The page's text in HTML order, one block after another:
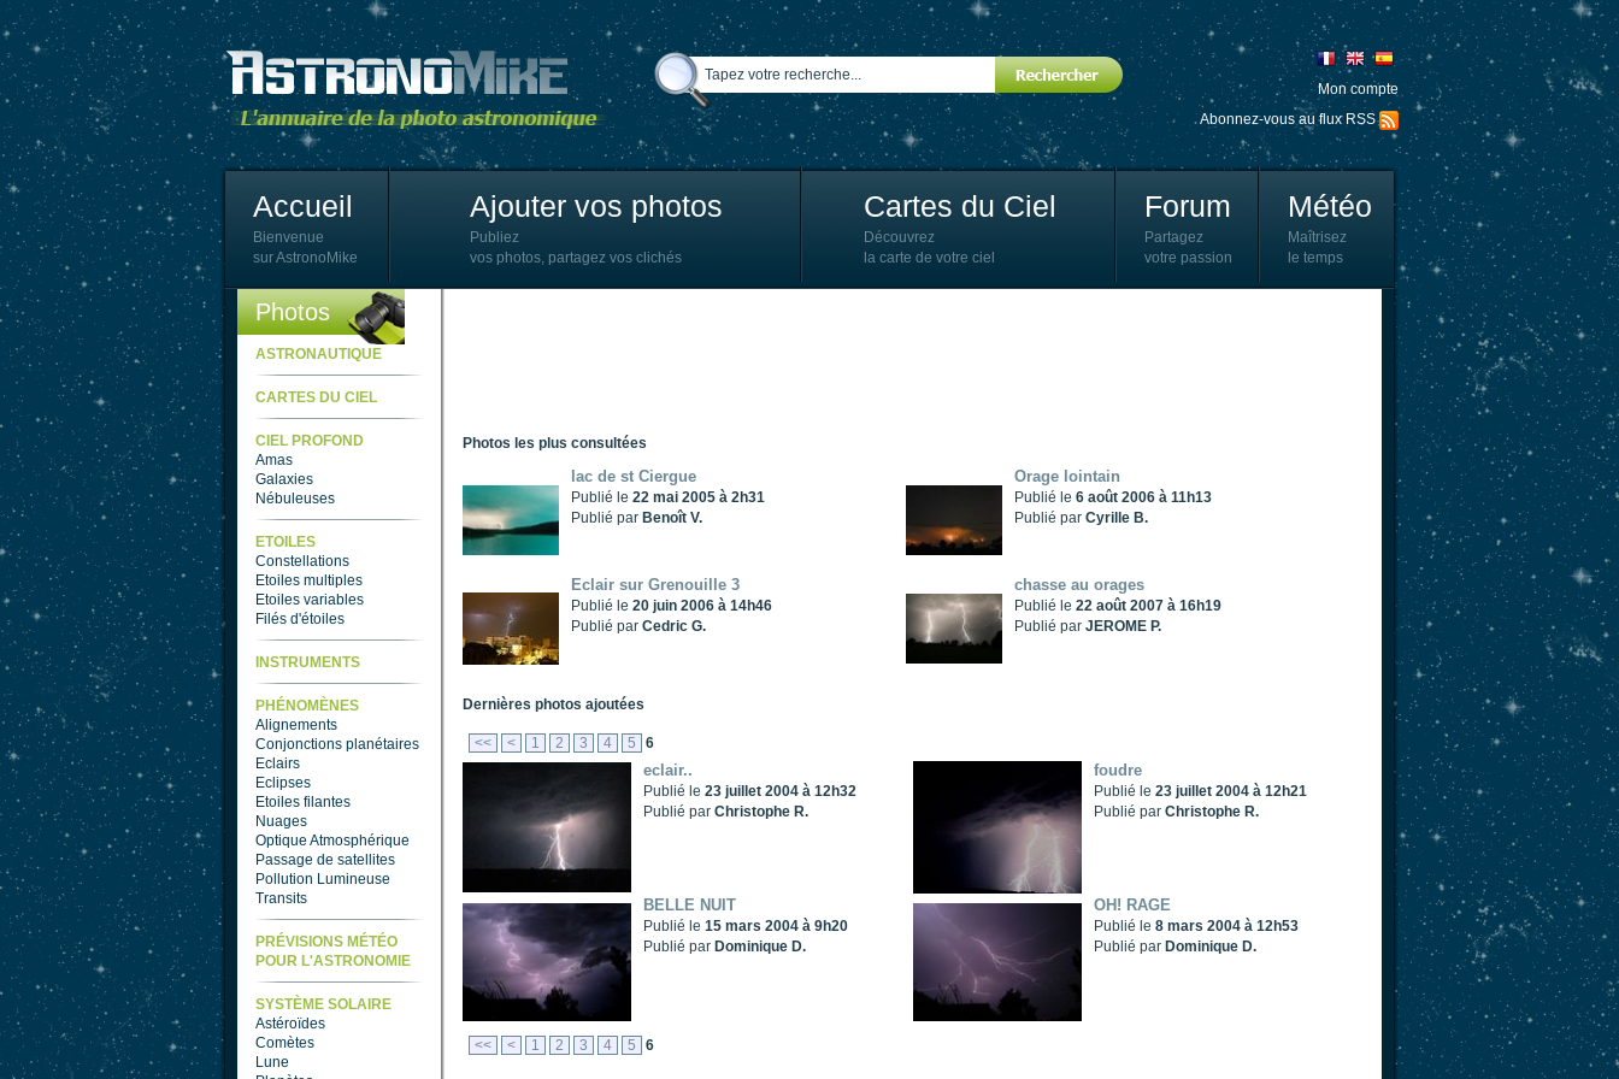
Mon compte
Abonnez-vous au flux RSS
Accueil
Bienvenue
sur AstronoMike
Ajouter vos photos
Publiez
vos photos, partagez vos clichés
Cartes du Ciel
Découvrez
la carte de votre ciel
Forum
Partagez
votre passion
Météo
Maîtrisez
le temps
Photos
ASTRONAUTIQUE
CARTES DU CIEL
CIEL PROFOND
Amas
Galaxies
Nébuleuses
ETOILES
Constellations
Etoiles multiples
Etoiles variables
Filés d'étoiles
INSTRUMENTS
PHÉNOMÈNES
Alignements
Conjonctions planétaires
Eclairs
Eclipses
Etoiles filantes
Nuages
Optique Atmosphérique
Passage de satellites
Pollution Lumineuse
Transits
PRÉVISIONS MÉTÉO
POUR L'ASTRONOMIE
SYSTÈME SOLAIRE
Astéroïdes
Comètes
Lune
Photos les plus consultées
lac de st Ciergue
Publié le 22 mai 2005 à 2h31
Publié par Benoît V.
Orage lointain
Publié le 6 août 2006 à 11h13
Publié par Cyrille B.
Eclair sur Grenouille 3
Publié le 20 juin 2006 à 14h46
Publié par Cedric G.
chasse au orages
Publié le 22 août 2007 à 16h19
Publié par JEROME P.
Dernières photos ajoutées
<< < 1 2 3 4 5 6
eclair..
Publié le 23 juillet 2004 à 12h32
Publié par Christophe R.
foudre
Publié le 23 juillet 2004 à 12h21
Publié par Christophe R.
BELLE NUIT
Publié le 15 mars 2004 à 9h20
Publié par Dominique D.
OH! RAGE
Publié le 8 mars 2004 à 12h53
Publié par Dominique D.
<< < 1 2 3 4 5 6